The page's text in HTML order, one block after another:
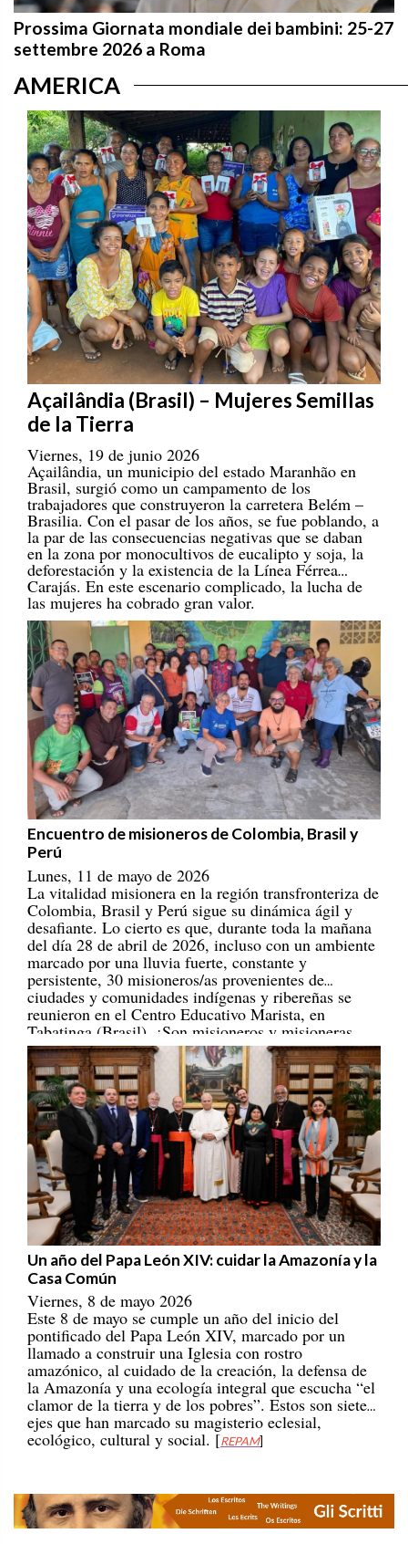
Prossima Giornata mondiale dei bambini: 25-27
settembre 2026 a Roma
Açailândia (Brasil) – Mujeres Semillas
de la Tierra
Viernes, 19 de junio 2026
Açailândia, un municipio del estado Maranhão en
Brasil, surgió como un campamento de los
trabajadores que construyeron la carretera Belém –
Brasilia. Con el pasar de los años, se fue poblando, a
la par de las consecuencias negativas que se daban
en la zona por monocultivos de eucalipto y soja, la
deforestación y la existencia de la Línea Férrea
Carajás. En este escenario complicado, la lucha de
las mujeres ha cobrado gran valor.
Encuentro de misioneros de Colombia, Brasil y
Perú
Lunes, 11 de mayo de 2026
La vitalidad misionera en la región transfronteriza de
Colombia, Brasil y Perú sigue su dinámica ágil y
desafiante. Lo cierto es que, durante toda la mañana
del día 28 de abril de 2026, incluso con un ambiente
marcado por una lluvia fuerte, constante y
persistente, 30 misioneros/as provenientes de
ciudades y comunidades indígenas y ribereñas se
reunieron en el Centro Educativo Marista, en
Tabatinga (Brasil). ¡Son misioneros y misioneras
portadores/as de esperanza! [REPAM]
Un año del Papa León XIV: cuidar la Amazonía y la
Casa Común
Viernes, 8 de mayo 2026
Este 8 de mayo se cumple un año del inicio del
pontificado del Papa León XIV, marcado por un
llamado a construir una Iglesia con rostro
amazónico, al cuidado de la creación, la defensa de
la Amazonía y una ecología integral que escucha “el
clamor de la tierra y de los pobres”. Estos son siete
ejes que han marcado su magisterio eclesial,
ecológico, cultural y social. [REPAM]